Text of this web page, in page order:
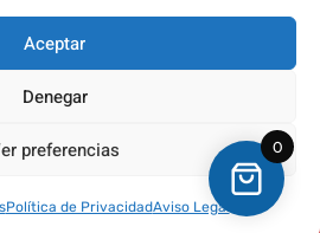
Aceptar
Denegar
preferencias
Política de PrivacidadAviso Legal
Diseño web Alicante
Agencia SEO Alicante
web Alicante
0